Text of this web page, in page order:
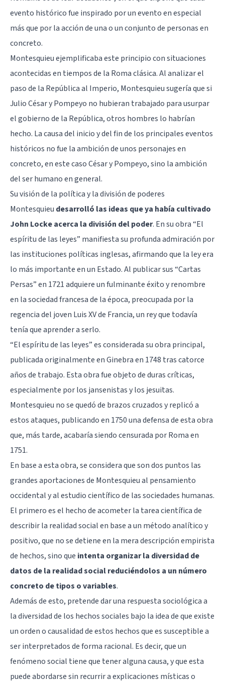
evento histórico fue inspirado por un evento en especial
más que por la acción de una o un conjunto de personas en
concreto.
Montesquieu ejemplificaba este principio con situaciones
acontecidas en tiempos de la Roma clásica. Al analizar el
paso de la República al Imperio, Montesquieu sugería que si
Julio César y Pompeyo no hubieran trabajado para usurpar
el gobierno de la República, otros hombres lo habrían
hecho. La causa del inicio y del fin de los principales eventos
históricos no fue la ambición de unos personajes en
concreto, en este caso César y Pompeyo, sino la ambición
del ser humano en general.
Su visión de la política y la división de poderes
Montesquieu desarrolló las ideas que ya había cultivado
John Locke acerca la división del poder. En su obra “El
espíritu de las leyes” manifiesta su profunda admiración por
las instituciones políticas inglesas, afirmando que la ley era
lo más importante en un Estado. Al publicar sus “Cartas
Persas” en 1721 adquiere un fulminante éxito y renombre
en la sociedad francesa de la época, preocupada por la
regencia del joven Luis XV de Francia, un rey que todavía
tenía que aprender a serlo.
“El espíritu de las leyes” es considerada su obra principal,
publicada originalmente en Ginebra en 1748 tras catorce
años de trabajo. Esta obra fue objeto de duras críticas,
especialmente por los jansenistas y los jesuitas.
Montesquieu no se quedó de brazos cruzados y replicó a
estos ataques, publicando en 1750 una defensa de esta obra
que, más tarde, acabaría siendo censurada por Roma en
1751.
En base a esta obra, se considera que son dos puntos las
grandes aportaciones de Montesquieu al pensamiento
occidental y al estudio científico de las sociedades humanas.
El primero es el hecho de acometer la tarea científica de
describir la realidad social en base a un método analítico y
positivo, que no se detiene en la mera descripción empirista
de hechos, sino que intenta organizar la diversidad de
datos de la realidad social reduciéndolos a un número
concreto de tipos o variables.
Además de esto, pretende dar una respuesta sociológica a
la diversidad de los hechos sociales bajo la idea de que existe
un orden o causalidad de estos hechos que es susceptible a
ser interpretados de forma racional. Es decir, que un
fenómeno social tiene que tener alguna causa, y que esta
puede abordarse sin recurrir a explicaciones místicas o